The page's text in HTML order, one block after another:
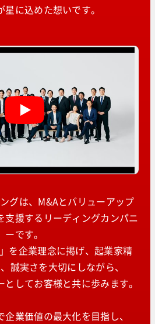
星に込めた想いです。
グは、M&Aとバリューアップ
支援するリーディングカンパニ
ーです。
を企業理念に掲げ、起業家精
誠実さを大切にしながら、
してお客様と共に歩みます。
業価値の最大化を目指し、